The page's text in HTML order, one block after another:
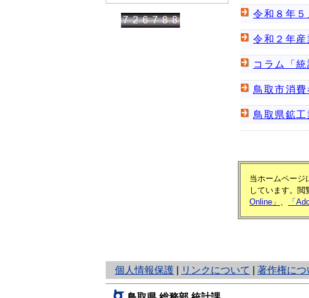
令和８年５
令和２年産
コラム「
鳥取市消費
鳥取県鉱工
当ホームページ
しています。閲
Online」 、 「
個人情報保護
と
り
ネ
リンクについて 著作権につ